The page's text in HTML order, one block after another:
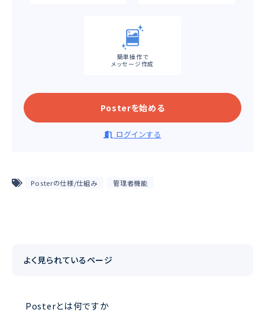
よく見られているページ
Posterとは何ですか
簡単操作で
メッセージ作成
Posterを始める
ログインする
Posterの仕様/仕組み 管理者機能